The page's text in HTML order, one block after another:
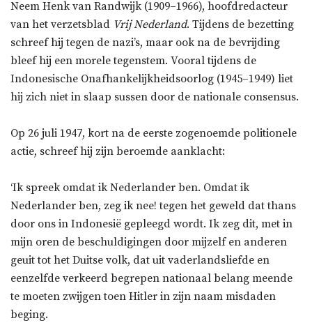
Neem Henk van Randwijk (1909–1966), hoofdredacteur
van het verzetsblad Vrij Nederland. Tijdens de bezetting
schreef hij tegen de nazi’s, maar ook na de bevrijding
bleef hij een morele tegenstem. Vooral tijdens de
Indonesische Onafhankelijkheidsoorlog (1945–1949) liet
hij zich niet in slaap sussen door de nationale consensus.
Op 26 juli 1947, kort na de eerste zogenoemde politionele
actie, schreef hij zijn beroemde aanklacht:
‘Ik spreek omdat ik Nederlander ben. Omdat ik
Nederlander ben, zeg ik nee! tegen het geweld dat thans
door ons in Indonesië gepleegd wordt. Ik zeg dit, met in
mijn oren de beschuldigingen door mijzelf en anderen
geuit tot het Duitse volk, dat uit vaderlandsliefde en
eenzelfde verkeerd begrepen nationaal belang meende
te moeten zwijgen toen Hitler in zijn naam misdaden
beging.